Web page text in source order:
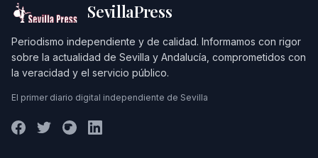
SevillaPress
Periodismo independiente y de calidad. Informamos con rigor
sobre la actualidad de Sevilla y Andalucía, comprometidos con
la veracidad y el servicio público.
El primer diario digital independiente de Sevilla